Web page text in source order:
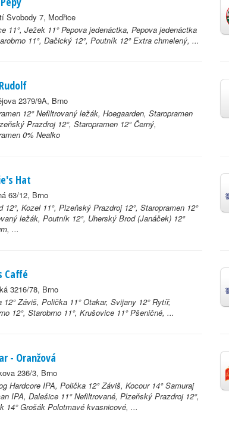
Svobody 7, Modřice
11°, Ježek 11° Pepova jedenáctka, Pepova jedenáctka
11°, Dačický 12°, Poutník 12° Extra chmelený, ...
2379/9A, Brno
12° Nefiltrovaný ležák, Hoegaarden, Staropramen
Prazdroj 12°, Staropramen 12° Černý,
0% Nealko
Hat
63/12, Brno
12°, Kozel 11°, Plzeňský Prazdroj 12°, Staropramen 12°
ležák, Poutník 12°, Uherský Brod (Janáček) 12°
...
Caffé
3216/78, Brno
12° Záviš, Polička 11° Otakar, Svijany 12° Rytíř,
12°, Starobrno 11°, Krušovice 11° Pšeničné, ...
- Oranžová
236/3, Brno
Hardcore IPA, Polička 12° Záviš, Kocour 14° Samuraj
IPA, Dalešice 11° Nefiltrované, Plzeňský Prazdroj 12°,
14° Grošák Polotmavé kvasnicové, ...